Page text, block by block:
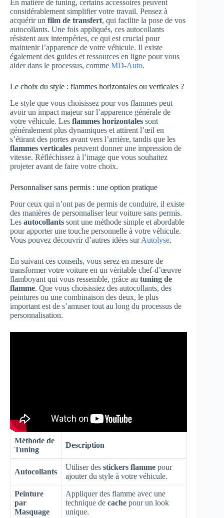
En matière de tuning, certains accessoires peuvent
considérablement simplifier votre travail. Pensez à
acquérir un film de transfert, qui facilite la pose de vos
autocollants. Une fois appliqués, ces autocollants
résistent aux intempéries, ce qui est crucial pour
maintenir l’apparence de votre véhicule. Il existe
également des guides et ressources en ligne pour vous
aider dans le processus, comme MD-Auto.
Le choix du style : flammes horizontales ou verticales ?
Le style que vous choisissez pour vos flammes peut
avoir un impact majeur sur l’apparence générale de
votre véhicule. Les flammes horizontales sont
généralement plus dynamiques et attirent l’œil en
s’étirant des portes avant vers l’arrière, tandis que les
flammes verticales peuvent donner une impression de
vitesse. Réfléchissez à l’image que vous souhaitez
projeter avant de faire votre choix.
Personnaliser sans permis : une option pratique
Pour ceux qui n’ont pas de permis de conduire, il existe
des manières de personnaliser leur voiture sans permis.
Les autocollants sont une méthode simple et abordable
pour apporter une touche personnelle à votre véhicule.
Vous pouvez découvrir d’autres idées surAutolyse.
En suivant ces conseils, vous serez en mesure de
transformer votre voiture en un véritable chef-d’œuvre
flamboyant qui vous ressemble, grâce au tuning de
flamme. Que vous choisissiez des autocollants, des
peintures ou une combinaison des deux, le plus
important est de s’amuser tout au long du processus de
personnalisation.
Méthode de
Tuning
Description
Autocollants
Utiliser des stickers flamme pour
ajouter du style à votre véhicule.
Peinture
par
Masquage
Appliquer des flamme avec une
technique de cache pour un look
unique.